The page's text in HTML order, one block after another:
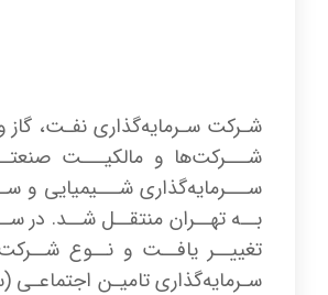
ســـرمایه‌گذاری شـــیمیایی و
تغییــر یافــت و نــوع